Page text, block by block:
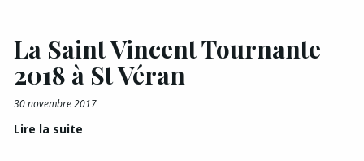
La Saint Vincent Tournante
2018 à St Véran
30 novembre 2017
Lire la suite